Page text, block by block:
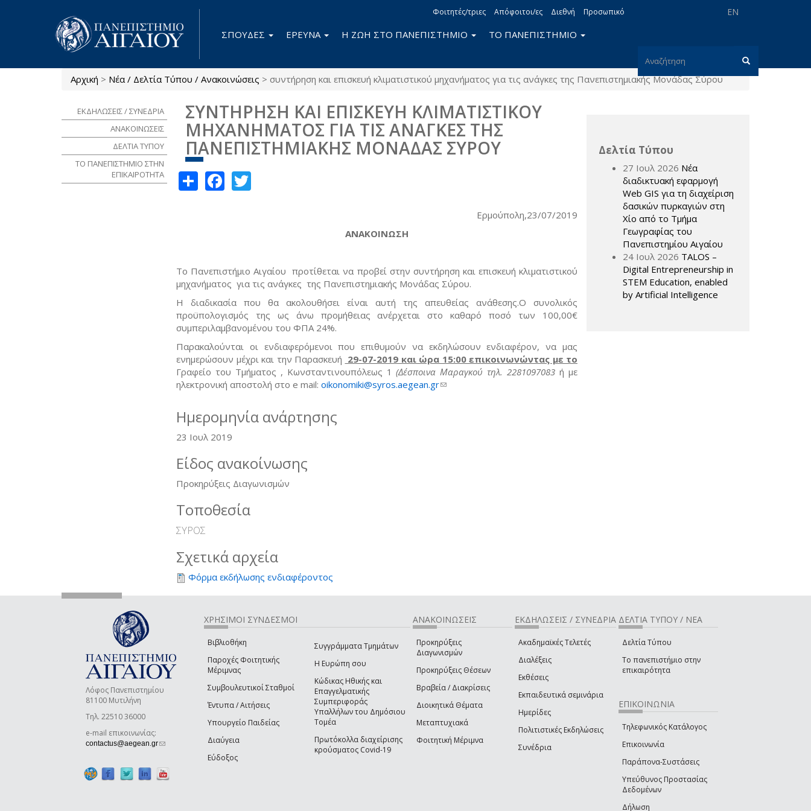
EN
Φοιτητές/τριες Απόφοιτοι/ες Διεθνή Προσωπικό
Φόρμα
αναζήτησης
Αναζήτηση
ΣΠΟΥΔΕΣ ΕΡΕΥΝΑ Η ΖΩΗ ΣΤΟ ΠΑΝΕΠΙΣΤΗΜΙΟ ΤΟ ΠΑΝΕΠΙΣΤΗΜΙΟ
Είστε εδώ
Αρχική > Νέα / Δελτία Τύπου / Ανακοινώσεις > συντήρηση και επισκευή κλιματιστικού μηχανήματος για τις ανάγκες της Πανεπιστημιακής Μονάδας Σύρου
ΣΥΝΤΗΡΗΣΗ ΚΑΙ ΕΠΙΣΚΕΥΗ ΚΛΙΜΑΤΙΣΤΙΚΟΥ
ΜΗΧΑΝΗΜΑΤΟΣ ΓΙΑ ΤΙΣ ΑΝΑΓΚΕΣ ΤΗΣ
ΠΑΝΕΠΙΣΤΗΜΙΑΚΗΣ ΜΟΝΑΔΑΣ ΣΥΡΟΥ
ShareFacebook
Ερμούπολη,23/07/2019
ΑΝΑΚΟΙΝΩΣΗ
Το Πανεπιστήμιο Αιγαίου προτίθεται να προβεί στην συντήρηση και επισκευή κλιματιστικού
μηχανήματος για τις ανάγκες της Πανεπιστημιακής Μονάδας Σύρου.
Η διαδικασία που θα ακολουθήσει είναι αυτή της απευθείας ανάθεσης.Ο συνολικός
προϋπολογισμός της ως άνω προμήθειας ανέρχεται στο καθαρό ποσό των 100,00€
συμπεριλαμβανομένου του ΦΠΑ 24%.
Παρακαλούνται οι ενδιαφερόμενοι που επιθυμούν να εκδηλώσουν ενδιαφέρον, να μας
ενημερώσουν μέχρι και την Παρασκευή 29-07-2019 και ώρα 15:00 επικοινωνώντας με το
Γραφείο του Τμήματος , Κωνσταντινουπόλεως 1(Δέσποινα Μαραγκού τηλ. 2281097083 ή με
ηλεκτρονική αποστολή στο e mail: oikonomiki@syros.aegean.gr(link sends e-mail)
Ημερομηνία ανάρτησης
23 Ιουλ 2019
Είδος ανακοίνωσης
Προκηρύξεις Διαγωνισμών
Τοποθεσία
ΣΥΡΟΣ
Σχετικά αρχεία
Φόρμα εκδήλωσης ενδιαφέροντος
ΕΚΔΗΛΩΣΕΙΣ / ΣΥΝΕΔΡΙΑ
ΑΝΑΚΟΙΝΩΣΕΙΣ
ΔΕΛΤΙΑ ΤΥΠΟΥ
ΤΟ ΠΑΝΕΠΙΣΤΗΜΙΟ ΣΤΗΝ
ΕΠΙΚΑΙΡΟΤΗΤΑ
Δελτία Τύπου
27 Ιουλ 2026 Νέα
διαδικτυακή εφαρμογή
Web GIS για τη διαχείριση
δασικών πυρκαγιών στη
Χίο από το Τμήμα
Γεωγραφίας του
Πανεπιστημίου Αιγαίου
24 Ιουλ 2026 TALOS –
Digital Entrepreneurship in
STEM Education, enabled
by Artificial Intelligence
Λόφος Πανεπιστημίου
81100 Μυτιλήνη
Τηλ. 22510 36000
e-mail επικοινωνίας:
contactus@aegean.gr(link sends e-mail)
ΧΡΗΣΙΜΟΙ ΣΥΝΔΕΣΜΟΙ
Βιβλιοθήκη
Παροχές Φοιτητικής
Μέριμνας
Συμβουλευτικοί Σταθμοί
Έντυπα / Αιτήσεις
Υπουργείο Παιδείας
Διαύγεια
Εύδοξος
Συγγράμματα Τμημάτων
Η Ευρώπη σου
Κώδικας Ηθικής και
Επαγγελματικής
Συμπεριφοράς
Υπαλλήλων του Δημόσιου
Τομέα
Πρωτόκολλα διαχείρισης
κρούσματος Covid-19
ΑΝΑΚΟΙΝΩΣΕΙΣ
Προκηρύξεις
Διαγωνισμών
Προκηρύξεις Θέσεων
Βραβεία / Διακρίσεις
Διοικητικά Θέματα
Μεταπτυχιακά
Φοιτητική Μέριμνα
ΕΚΔΗΛΩΣΕΙΣ / ΣΥΝΕΔΡΙΑ
Ακαδημαϊκές Τελετές
Διαλέξεις
Εκθέσεις
Εκπαιδευτικά σεμινάρια
Ημερίδες
Πολιτιστικές Εκδηλώσεις
Συνέδρια
ΔΕΛΤΙΑ ΤΥΠΟΥ / ΝΕΑ
Δελτία Τύπου
Το πανεπιστήμιο στην
επικαιρότητα
ΕΠΙΚΟΙΝΩΝΙΑ
Τηλεφωνικός Κατάλογος
Επικοινωνία
Παράπονα-Συστάσεις
Υπεύθυνος Προστασίας
Δεδομένων
Δήλωση